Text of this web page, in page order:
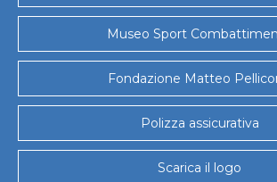
Attività Didattica
Albi Federali
Arti marziali
Aikido
Ju Jitsu
Sumo
Capoeira
Grappling
BJJ
Pancrazio/Pankration
Museo Sport
Fondazione Matteo
Polizza assicurativa
Scarica il logo